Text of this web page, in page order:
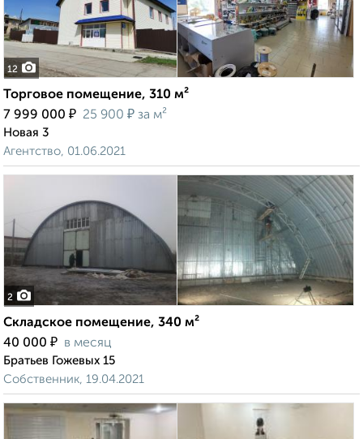
12
Торговое помещение, 310 м²
7 999 000 ₽ 25 900 ₽ за м²
Новая 3
Агентство, 01.06.2021
2
Складское помещение, 340 м²
40 000 ₽ в месяц
Братьев Гожевых 15
Собственник, 19.04.2021